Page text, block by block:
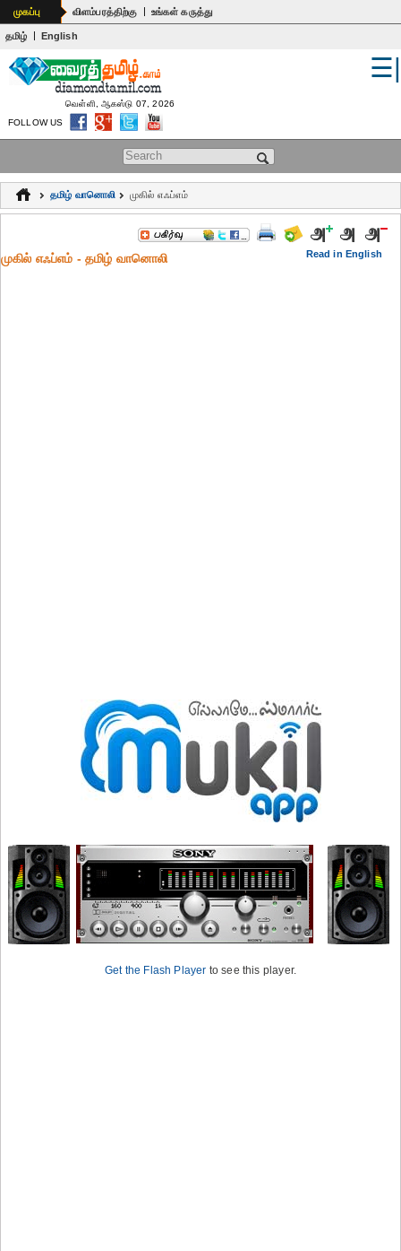
உலகம்
பொதுஅறிவு
கல்வி
ஆன்மிகம்
முகப்பு விளம்பரத்திற்கு | உங்கள் கருத்து
தமிழ் | English
Search form
☰|
வெள்ளி, ஆகஸ்டு 07, 2026
FOLLOW US
தமிழ் வானொலி முகில் எஃப்எம்
Read in English
முகில் எஃப்எம் - தமிழ் வானொலி
Get the Flash Player to see this player.